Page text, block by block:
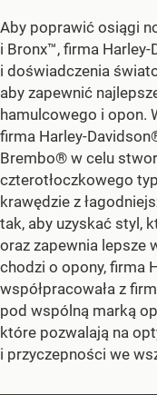
Aby poprawić osiągi
i Bronx™, firma
i doświadczenia
aby zapewnić
hamulcowego i opon.
firma Harley-
Brembo® w celu
czterotłoczkowego
krawędzie z
tak, aby uzyskać styl,
oraz zapewnia lepsze
chodzi o opony, firma
współpracowała z
pod wspólną marką
które pozwalają na
i przyczepności we